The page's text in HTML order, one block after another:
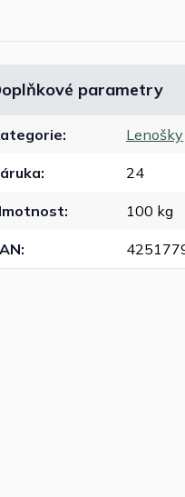
parametry
: Lenošky
: 24
: 100 kg
: